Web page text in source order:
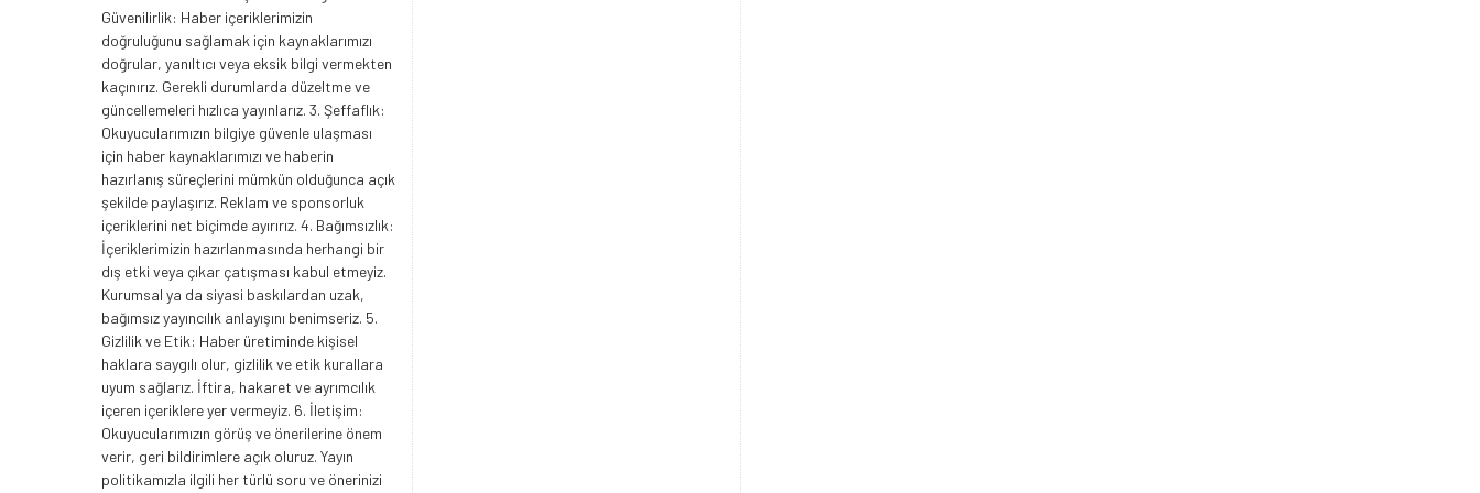
Güvenilirlik: Haber içeriklerimizin
doğruluğunu sağlamak için kaynaklarımızı
doğrular, yanıltıcı veya eksik bilgi vermekten
kaçınırız. Gerekli durumlarda düzeltme ve
güncellemeleri hızlıca yayınlarız. 3. Şeffaflık:
Okuyucularımızın bilgiye güvenle ulaşması
için haber kaynaklarımızı ve haberin
hazırlanış süreçlerini mümkün olduğunca açık
şekilde paylaşırız. Reklam ve sponsorluk
içeriklerini net biçimde ayırırız. 4. Bağımsızlık:
İçeriklerimizin hazırlanmasında herhangi bir
dış etki veya çıkar çatışması kabul etmeyiz.
Kurumsal ya da siyasi baskılardan uzak,
bağımsız yayıncılık anlayışını benimseriz. 5.
Gizlilik ve Etik: Haber üretiminde kişisel
haklara saygılı olur, gizlilik ve etik kurallara
uyum sağlarız. İftira, hakaret ve ayrımcılık
içeren içeriklere yer vermeyiz. 6. İletişim:
Okuyucularımızın görüş ve önerilerine önem
verir, geri bildirimlere açık oluruz. Yayın
politikamızla ilgili her türlü soru ve önerinizi